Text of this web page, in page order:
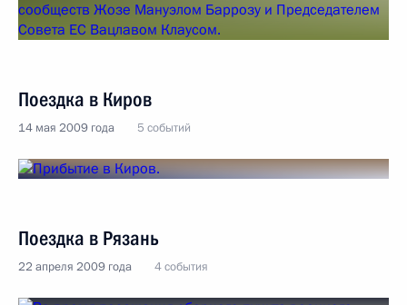
Поездка в Киров
14 мая 2009 года 5 событий
Поездка в Рязань
22 апреля 2009 года 4 события